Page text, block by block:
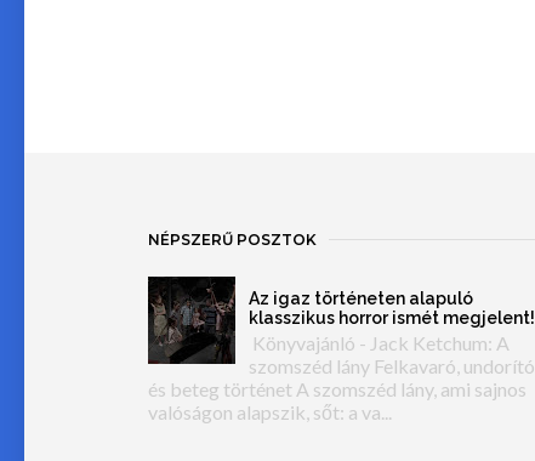
NÉPSZERŰ POSZTOK
Az igaz történeten alapuló
klasszikus horror ismét megjelent!
Könyvajánló - Jack Ketchum: A
szomszéd lány Felkavaró, undorító
és beteg történet A szomszéd lány, ami sajnos
valóságon alapszik, sőt: a va...